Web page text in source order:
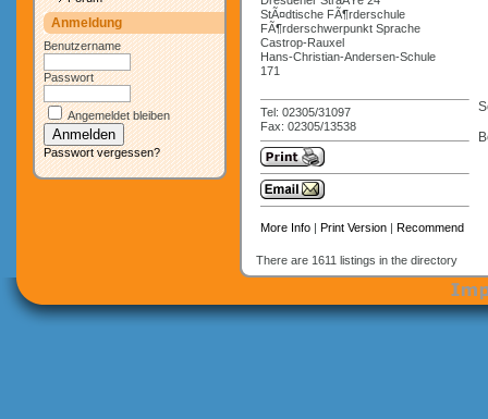
Anmeldung
Benutzername
Passwort
Angemeldet bleiben
Passwort vergessen?
StÃ¤dtische FÃ¶rderschule
FÃ¶rderschwerpunkt Sprache
Castrop-Rauxel
Hans-Christian-Andersen-Schule
171
Tel: 02305/31097
Fax: 02305/13538
More Info | Print Version | Recommend
There are 1611 listings in the directory